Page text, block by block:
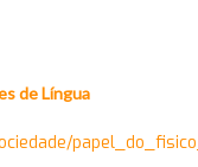
de Língua